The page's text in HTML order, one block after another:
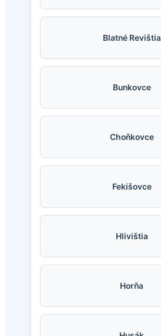
Blatné Revištia
Bunkovce
Choňkovce
Fekišovce
Hlivištia
Horňa